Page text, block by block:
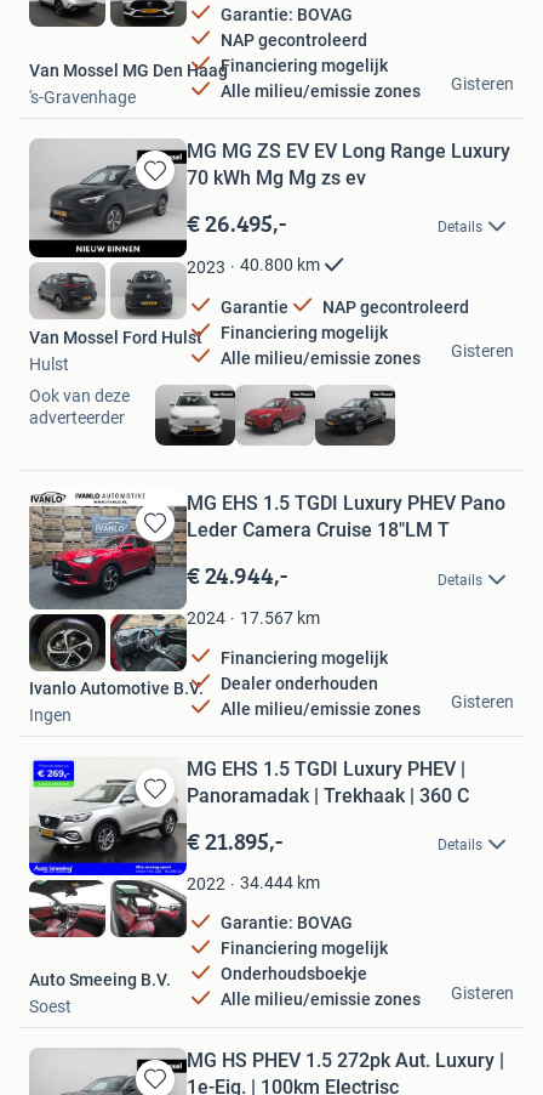
Garantie: BOVAG
NAP gecontroleerd
Financiering mogelijk
Alle milieu/emissie zones
Van Mossel MG Den Haag
's-Gravenhage
Gisteren
Bewaren
in
Mijn
Favorieten
MG MG ZS EV EV Long Range Luxury
70 kWh Mg Mg zs ev
€ 26.495,- Details
2023 40.800 km
Garantie
NAP gecontroleerd
Financiering mogelijk
Alle milieu/emissie zones
Van Mossel Ford Hulst
Hulst
Gisteren
Ook van deze
adverteerder
Bewaren
in
Mijn
Favorieten
MG EHS 1.5 TGDI Luxury PHEV Pano
Leder Camera Cruise 18"LM T
€ 24.944,- Details
2024 17.567 km
Financiering mogelijk
Dealer onderhouden
Alle milieu/emissie zones
Ivanlo Automotive B.V.
Ingen
Gisteren
Bewaren
in
Mijn
Favorieten
MG EHS 1.5 TGDI Luxury PHEV |
Panoramadak | Trekhaak | 360 C
€ 21.895,- Details
2022 34.444 km
Garantie: BOVAG
Financiering mogelijk
Onderhoudsboekje
Alle milieu/emissie zones
Auto Smeeing B.V.
Soest
Gisteren
MG HS PHEV 1.5 272pk Aut. Luxury |
1e-Eig. | 100km Electrisc